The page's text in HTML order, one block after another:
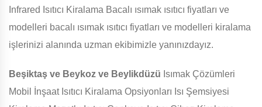
Infrared Isıtıcı Kiralama Bacalı ısımak ısıtıcı fiyatları ve
modelleri bacalı ısımak ısıtıcı fiyatları ve modelleri kiralama
işlerinizi alanında uzman ekibimizle yanınızdayız.
Beşiktaş ve Beykoz ve Beylikdüzü Isımak Çözümleri
Mobil İnşaat Isıtıcı Kiralama Opsiyonları Isı Şemsiyesi